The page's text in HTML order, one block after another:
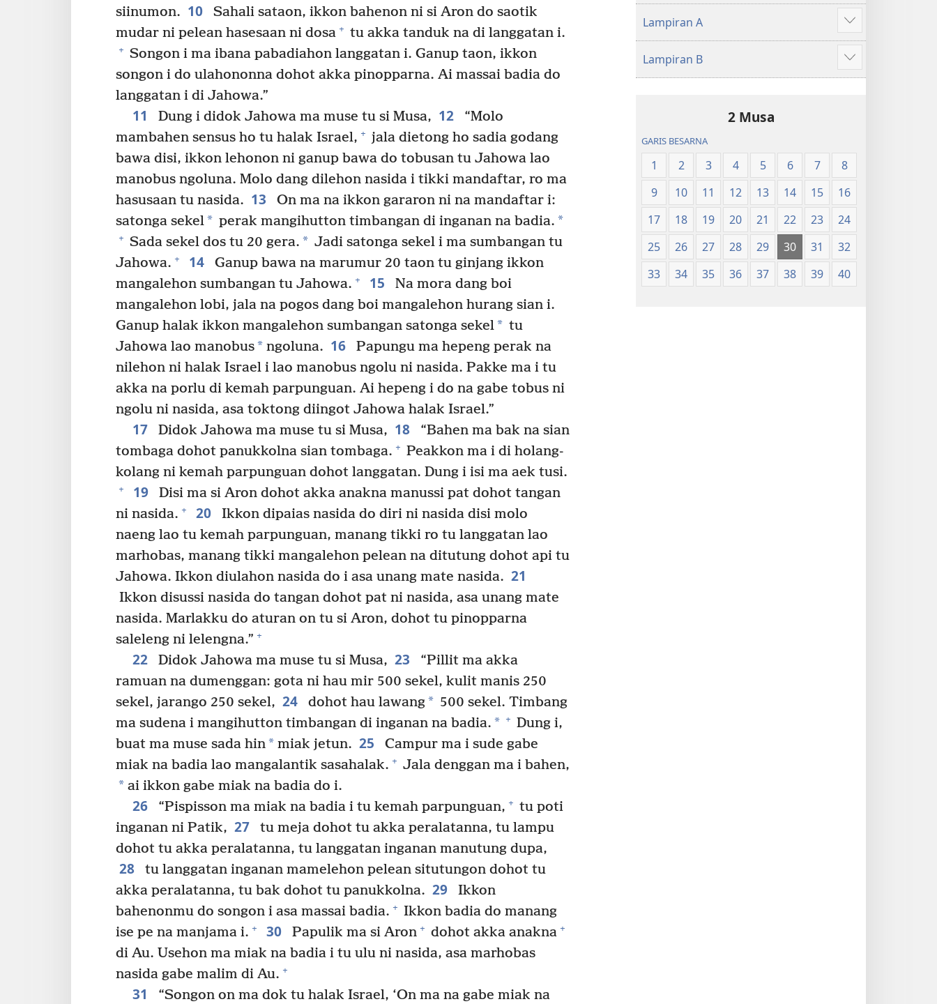
siinumon. 10
Sahali sataon, ikkon bahenon ni si Aron do saotik
mudar ni pelean hasesaan ni dosa + tu akka tanduk na di langgatan i.
+ Songon i ma ibana pabadiahon langgatan i. Ganup taon, ikkon
songon i do ulahononna dohot akka pinopparna. Ai massai badia do
langgatan i di Jahowa.”
11 Dung i didok Jahowa ma muse tu si Musa, 12
“Molo
mambahen sensus ho tu halak Israel, + jala dietong ho sadia godang
bawa disi, ikkon lehonon ni ganup bawa do tobusan tu Jahowa lao
manobus ngoluna. Molo dang dilehon nasida i tikki mandaftar, ro ma
hasusaan tu nasida. 13
On ma na ikkon gararon ni na mandaftar i:
satonga sekel* perak mangihutton timbangan di inganan na badia. *
+ Sada sekel dos tu 20 gera. * Jadi satonga sekel i ma sumbangan tu
Jahowa. + 14
Ganup bawa na marumur 20 taon tu ginjang ikkon
mangalehon sumbangan tu Jahowa. + 15
Na mora dang boi
mangalehon lobi, jala na pogos dang boi mangalehon hurang sian i.
Ganup halak ikkon mangalehon sumbangan satonga sekel* tu
Jahowa lao manobus* ngoluna. 16
Papungu ma hepeng perak na
nilehon ni halak Israel i lao manobus ngolu ni nasida. Pakke ma i tu
akka na porlu di kemah parpunguan. Ai hepeng i do na gabe tobus ni
ngolu ni nasida, asa toktong diingot Jahowa halak Israel.”
17 Didok Jahowa ma muse tu si Musa, 18
“Bahen ma bak na sian
tombaga dohot panukkolna sian tombaga. + Peakkon ma i di holang-
kolang ni kemah parpunguan dohot langgatan. Dung i isi ma aek tusi.
+ 19
Disi ma si Aron dohot akka anakna manussi pat dohot tangan
ni nasida. + 20
Ikkon dipaias nasida do diri ni nasida disi molo
naeng lao tu kemah parpunguan, manang tikki ro tu langgatan lao
marhobas, manang tikki mangalehon pelean na ditutung dohot api tu
Jahowa. Ikkon diulahon nasida do i asa unang mate nasida. 21
Ikkon disussi nasida do tangan dohot pat ni nasida, asa unang mate
nasida. Marlakku do aturan on tu si Aron, dohot tu pinopparna
saleleng ni lelengna.” +
22 Didok Jahowa ma muse tu si Musa, 23
“Pillit ma akka
ramuan na dumenggan: gota ni hau mir 500 sekel, kulit manis 250
sekel, jarango 250 sekel, 24 dohot hau lawang* 500 sekel. Timbang
ma sudena i mangihutton timbangan di inganan na badia. * + Dung i,
buat ma muse sada hin* miak jetun. 25
Campur ma i sude gabe
miak na badia lao mangalantik sasahalak. + Jala denggan ma i bahen,
* ai ikkon gabe miak na badia do i.
26 “Pispisson ma miak na badia i tu kemah parpunguan, + tu poti
inganan ni Patik, 27
tu meja dohot tu akka peralatanna, tu lampu
dohot tu akka peralatanna, tu langgatan inganan manutung dupa,
28
tu langgatan inganan mamelehon pelean situtungon dohot tu
akka peralatanna, tu bak dohot tu panukkolna. 29
Ikkon
bahenonmu do songon i asa massai badia. + Ikkon badia do manang
ise pe na manjama i. + 30 Papulik ma si Aron + dohot akka anakna +
di Au. Usehon ma miak na badia i tu ulu ni nasida, asa marhobas
nasida gabe malim di Au. +
31
“Songon on ma dok tu halak Israel, ‘On ma na gabe miak na
Lampiran A
Patudu
na
umgodang
Lampiran B
Patudu
na
2 Musa
GARIS BESARNA
1 2 3 4 5 6 7
8
9
10 11 12 13 14 15
16
17
18 19 20 21 22 23
24
25
26 27 28 29 30 31
32
33
34 35 36 37 38 39 40